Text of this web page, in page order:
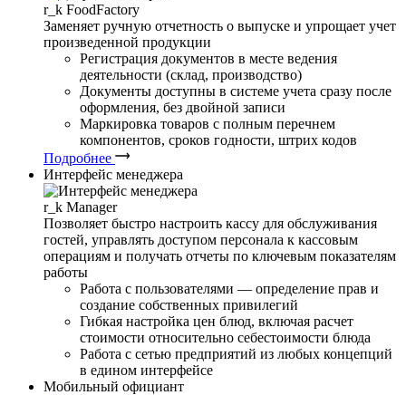
r_k FoodFactory
Заменяет ручную отчетность о выпуске и упрощает учет
произведенной продукции
Регистрация документов в месте ведения
деятельности (склад, производство)
Документы доступны в системе учета сразу после
оформления, без двойной записи
Маркировка товаров с полным перечнем
компонентов, сроков годности, штрих кодов
Подробнее
Интерфейс менеджера
r_k Manager
Позволяет быстро настроить кассу для обслуживания
гостей, управлять доступом персонала к кассовым
операциям и получать отчеты по ключевым показателям
работы
Работа с пользователями — определение прав и
создание собственных привилегий
Гибкая настройка цен блюд, включая расчет
стоимости относительно себестоимости блюда
Работа с сетью предприятий из любых концепций
в едином интерфейсе
Мобильный официант